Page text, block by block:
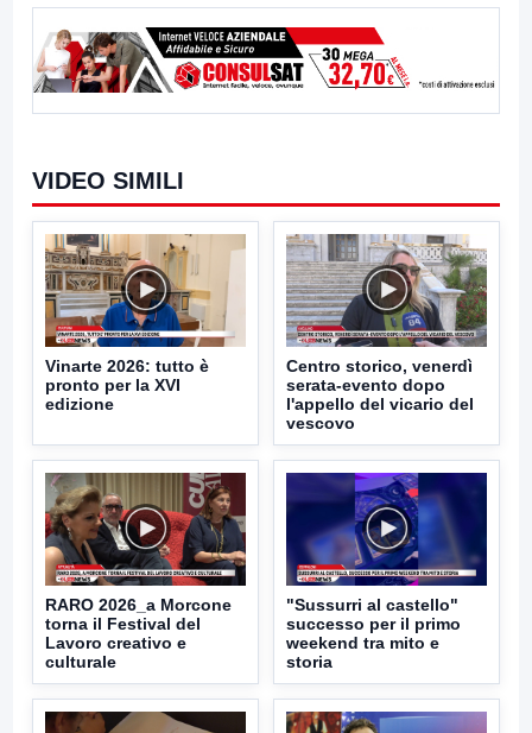
VIDEO SIMILI
Vinarte 2026: tutto è
pronto per la XVI
edizione
Centro storico, venerdì
serata-evento dopo
l'appello del vicario del
vescovo
RARO 2026_a Morcone
torna il Festival del
Lavoro creativo e
culturale
"Sussurri al castello"
successo per il primo
weekend tra mito e
storia